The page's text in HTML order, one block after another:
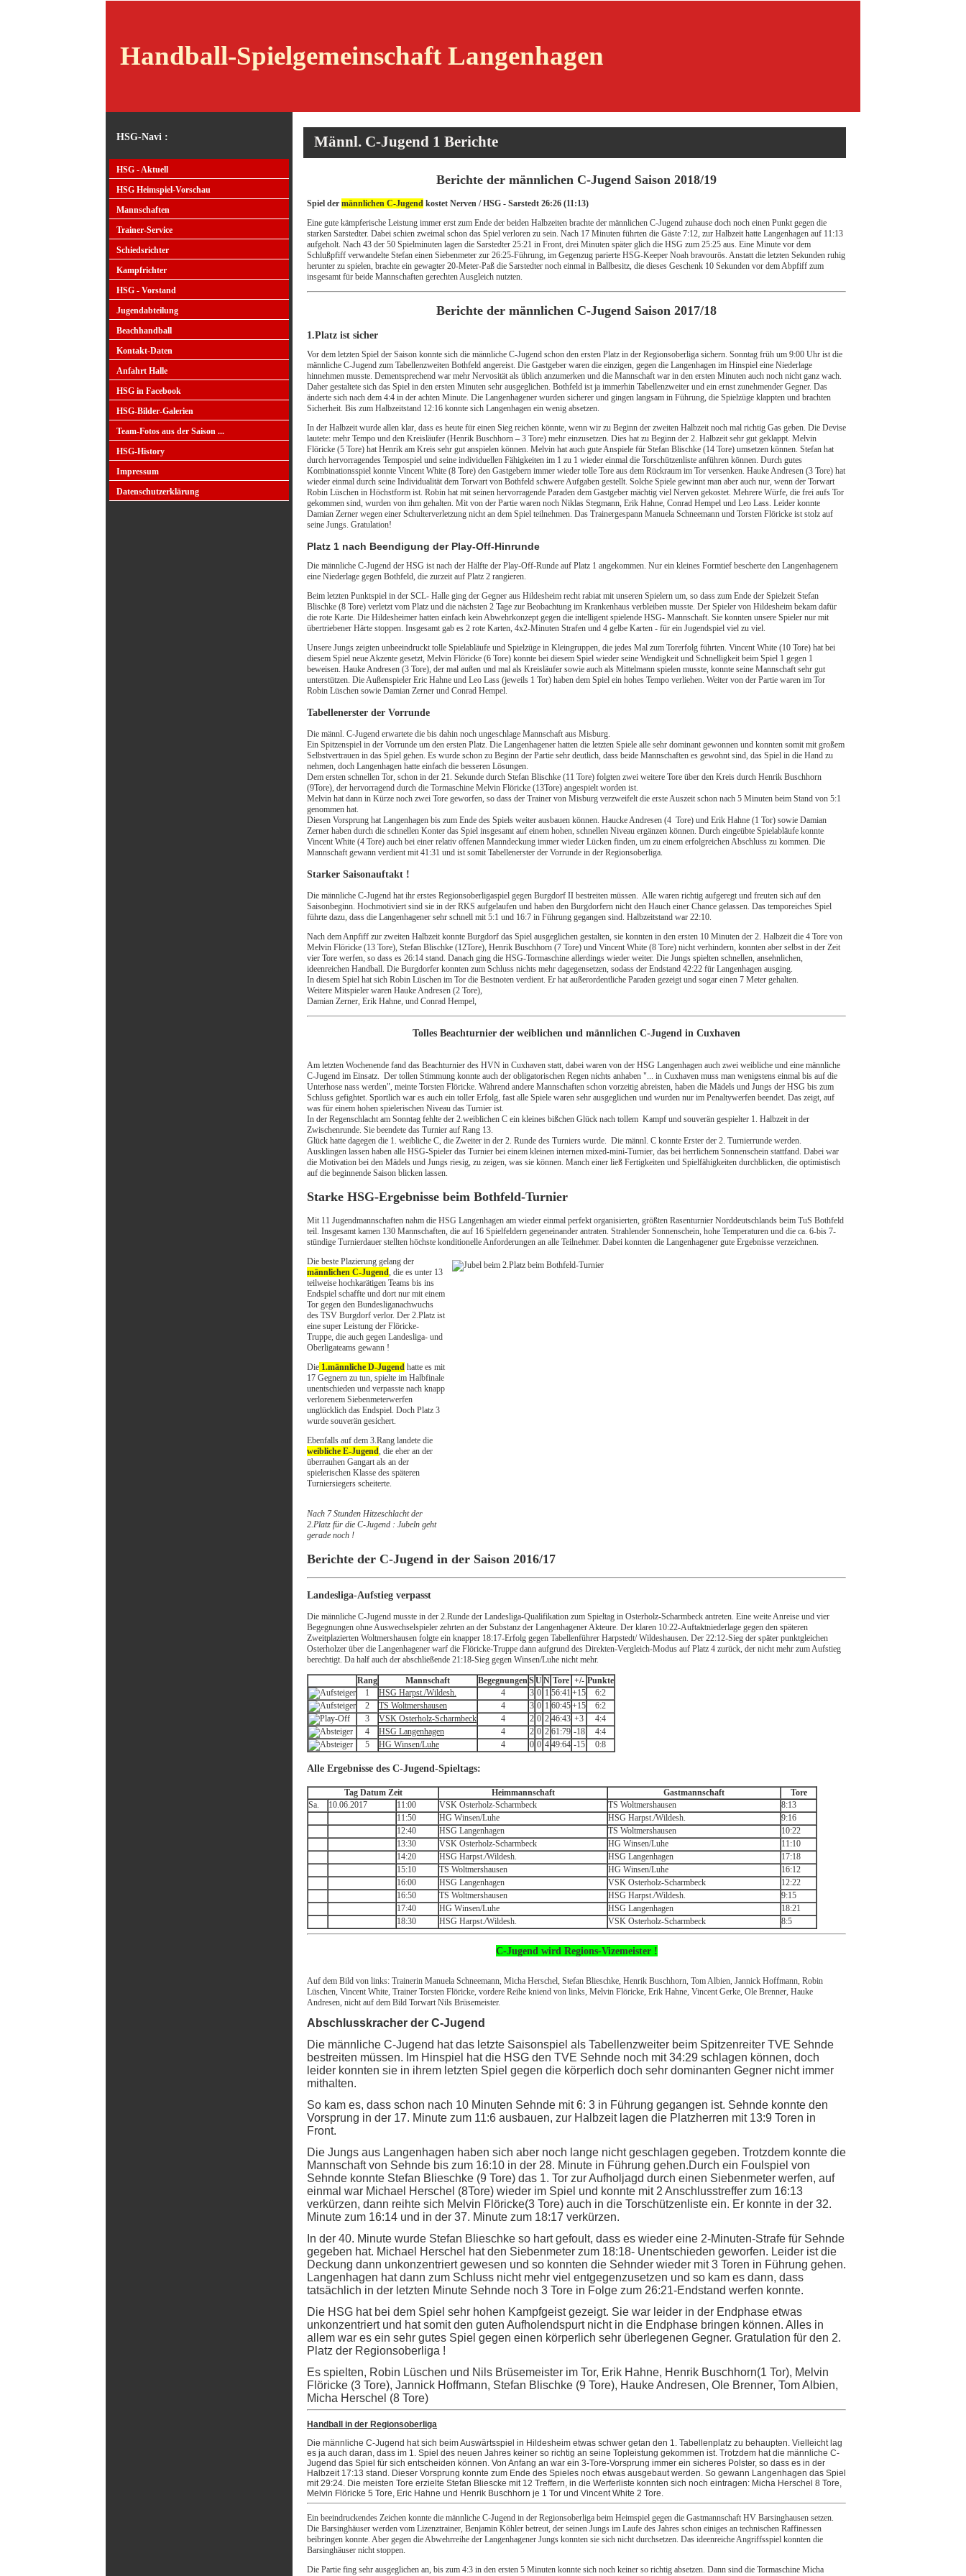
Handball-Spielgemeinschaft Langenhagen
HSG-Navi :
HSG - Aktuell
HSG Heimspiel-Vorschau
Mannschaften
Trainer-Service
Schiedsrichter
Kampfrichter
HSG - Vorstand
Jugendabteilung
Beachhandball
Kontakt-Daten
Anfahrt Halle
HSG in Facebook
HSG-Bilder-Galerien
Team-Fotos aus der Saison ...
HSG-History
Impressum
Datenschutzerklärung
Männl. C-Jugend 1 Berichte
Berichte der männlichen C-Jugend Saison 2018/19
Spiel der männlichen C-Jugend kostet Nerven / HSG - Sarstedt 26:26 (11:13)
Eine gute kämpferische Leistung immer erst zum Ende der beiden Halbzeiten brachte der männlichen C-Jugend zuhause doch noch einen Punkt gegen die
starken Sarstedter. Dabei schien zweimal schon das Spiel verloren zu sein. Nach 17 Minuten führten die Gäste 7:12, zur Halbzeit hatte Langenhagen auf 11:13
aufgeholt. Nach 43 der 50 Spielminuten lagen die Sarstedter 25:21 in Front, drei Minuten später glich die HSG zum 25:25 aus. Eine Minute vor dem
Schlußpfiff verwandelte Stefan einen Siebenmeter zur 26:25-Führung, im Gegenzug parierte HSG-Keeper Noah bravourös. Anstatt die letzten Sekunden ruhig
herunter zu spielen, brachte ein gewagter 20-Meter-Paß die Sarstedter noch einmal in Ballbesitz, die dieses Geschenk 10 Sekunden vor dem Abpfiff zum
insgesamt für beide Mannschaften gerechten Ausgleich nutzten.
Berichte der männlichen C-Jugend Saison 2017/18
1.Platz ist sicher
Vor dem letzten Spiel der Saison konnte sich die männliche C-Jugend schon den ersten Platz in der Regionsoberliga sichern. Sonntag früh um 9:00 Uhr ist die
männliche C-Jugend zum Tabellenzweiten Bothfeld angereist. Die Gastgeber waren die einzigen, gegen die Langenhagen im Hinspiel eine Niederlage
hinnehmen musste. Dementsprechend war mehr Nervosität als üblich anzumerken und die Mannschaft war in den ersten Minuten auch noch nicht ganz wach.
Daher gestaltete sich das Spiel in den ersten Minuten sehr ausgeglichen. Bothfeld ist ja immerhin Tabellenzweiter und ein ernst zunehmender Gegner. Das
änderte sich nach dem 4:4 in der achten Minute. Die Langenhagener wurden sicherer und gingen langsam in Führung, die Spielzüge klappten und brachten
Sicherheit. Bis zum Halbzeitstand 12:16 konnte sich Langenhagen ein wenig absetzen.
In der Halbzeit wurde allen klar, dass es heute für einen Sieg reichen könnte, wenn wir zu Beginn der zweiten Halbzeit noch mal richtig Gas geben. Die Devise
lautete: mehr Tempo und den Kreisläufer (Henrik Buschhorn – 3 Tore) mehr einzusetzen. Dies hat zu Beginn der 2. Halbzeit sehr gut geklappt. Melvin
Flöricke (5 Tore) hat Henrik am Kreis sehr gut anspielen können. Melvin hat auch gute Anspiele für Stefan Blischke (14 Tore) umsetzen können. Stefan hat
durch hervorragendes Tempospiel und seine individuellen Fähigkeiten im 1 zu 1 wieder einmal die Torschützenliste anführen können. Durch gutes
Kombinationsspiel konnte Vincent White (8 Tore) den Gastgebern immer wieder tolle Tore aus dem Rückraum im Tor versenken. Hauke Andresen (3 Tore) hat
wieder einmal durch seine Individualität dem Torwart von Bothfeld schwere Aufgaben gestellt. Solche Spiele gewinnt man aber auch nur, wenn der Torwart
Robin Lüschen in Höchstform ist. Robin hat mit seinen hervorragende Paraden dem Gastgeber mächtig viel Nerven gekostet. Mehrere Würfe, die frei aufs Tor
gekommen sind, wurden von ihm gehalten. Mit von der Partie waren noch Niklas Stegmann, Erik Hahne, Conrad Hempel und Leo Lass. Leider konnte
Damian Zerner wegen einer Schulterverletzung nicht an dem Spiel teilnehmen. Das Trainergespann Manuela Schneemann und Torsten Flöricke ist stolz auf
seine Jungs. Gratulation!
Platz 1 nach Beendigung der Play-Off-Hinrunde
Die männliche C-Jugend der HSG ist nach der Hälfte der Play-Off-Runde auf Platz 1 angekommen. Nur ein kleines Formtief bescherte den Langenhagenern
eine Niederlage gegen Bothfeld, die zurzeit auf Platz 2 rangieren.
Beim letzten Punktspiel in der SCL- Halle ging der Gegner aus Hildesheim recht rabiat mit unseren Spielern um, so dass zum Ende der Spielzeit Stefan
Blischke (8 Tore) verletzt vom Platz und die nächsten 2 Tage zur Beobachtung im Krankenhaus verbleiben musste. Der Spieler von Hildesheim bekam dafür
die rote Karte. Die Hildesheimer hatten einfach kein Abwehrkonzept gegen die intelligent spielende HSG- Mannschaft. Sie konnten unsere Spieler nur mit
übertriebener Härte stoppen. Insgesamt gab es 2 rote Karten, 4x2-Minuten Strafen und 4 gelbe Karten - für ein Jugendspiel viel zu viel.
Unsere Jungs zeigten unbeeindruckt tolle Spielabläufe und Spielzüge in Kleingruppen, die jedes Mal zum Torerfolg führten. Vincent White (10 Tore) hat bei
diesem Spiel neue Akzente gesetzt, Melvin Flöricke (6 Tore) konnte bei diesem Spiel wieder seine Wendigkeit und Schnelligkeit beim Spiel 1 gegen 1
beweisen. Hauke Andresen (3 Tore), der mal außen und mal als Kreisläufer sowie auch als Mittelmann spielen musste, konnte seine Mannschaft sehr gut
unterstützen. Die Außenspieler Eric Hahne und Leo Lass (jeweils 1 Tor) haben dem Spiel ein hohes Tempo verliehen. Weiter von der Partie waren im Tor
Robin Lüschen sowie Damian Zerner und Conrad Hempel.
Tabellenerster der Vorrunde
Die männl. C-Jugend erwartete die bis dahin noch ungeschlage Mannschaft aus Misburg.
Ein Spitzenspiel in der Vorrunde um den ersten Platz. Die Langenhagener hatten die letzten Spiele alle sehr dominant gewonnen und konnten somit mit großem
Selbstvertrauen in das Spiel gehen. Es wurde schon zu Beginn der Partie sehr deutlich, dass beide Mannschaften es gewohnt sind, das Spiel in die Hand zu
nehmen, doch Langenhagen hatte einfach die besseren Lösungen.
Dem ersten schnellen Tor, schon in der 21. Sekunde durch Stefan Blischke (11 Tore) folgten zwei weitere Tore über den Kreis durch Henrik Buschhorn
(9Tore), der hervorragend durch die Tormaschine Melvin Flöricke (13Tore) angespielt worden ist.
Melvin hat dann in Kürze noch zwei Tore geworfen, so dass der Trainer von Misburg verzweifelt die erste Auszeit schon nach 5 Minuten beim Stand von 5:1
genommen hat.
Diesen Vorsprung hat Langenhagen bis zum Ende des Spiels weiter ausbauen können. Haucke Andresen (4 Tore) und Erik Hahne (1 Tor) sowie Damian
Zerner haben durch die schnellen Konter das Spiel insgesamt auf einem hohen, schnellen Niveau ergänzen können. Durch eingeübte Spielabläufe konnte
Vincent White (4 Tore) auch bei einer relativ offenen Manndeckung immer wieder Lücken finden, um zu einem erfolgreichen Abschluss zu kommen. Die
Mannschaft gewann verdient mit 41:31 und ist somit Tabellenerster der Vorrunde in der Regionsoberliga.
Starker Saisonauftakt !
Die männliche C-Jugend hat ihr erstes Regionsoberligaspiel gegen Burgdorf II bestreiten müssen. Alle waren richtig aufgeregt und freuten sich auf den
Saisonbeginn. Hochmotiviert sind sie in der RKS aufgelaufen und haben den Burgdorfern nicht den Hauch einer Chance gelassen. Das temporeiches Spiel
führte dazu, dass die Langenhagener sehr schnell mit 5:1 und 16:7 in Führung gegangen sind. Halbzeitstand war 22:10.
Nach dem Anpfiff zur zweiten Halbzeit konnte Burgdorf das Spiel ausgeglichen gestalten, sie konnten in den ersten 10 Minuten der 2. Halbzeit die 4 Tore von
Melvin Flöricke (13 Tore), Stefan Blischke (12Tore), Henrik Buschhorn (7 Tore) und Vincent White (8 Tore) nicht verhindern, konnten aber selbst in der Zeit
vier Tore werfen, so dass es 26:14 stand. Danach ging die HSG-Tormaschine allerdings wieder weiter. Die Jungs spielten schnellen, ansehnlichen,
ideenreichen Handball. Die Burgdorfer konnten zum Schluss nichts mehr dagegensetzen, sodass der Endstand 42:22 für Langenhagen ausging.
In diesem Spiel hat sich Robin Lüschen im Tor die Bestnoten verdient. Er hat außerordentliche Paraden gezeigt und sogar einen 7 Meter gehalten.
Weitere Mitspieler waren Hauke Andresen (2 Tore),
Damian Zerner, Erik Hahne, und Conrad Hempel,
Tolles Beachturnier der weiblichen und männlichen C-Jugend in Cuxhaven
Am letzten Wochenende fand das Beachturnier des HVN in Cuxhaven statt, dabei waren von der HSG Langenhagen auch zwei weibliche und eine männliche
C-Jugend im Einsatz. Der tollen Stimmung konnte auch der obligatorischen Regen nichts anhaben "... in Cuxhaven muss man wenigstens einmal bis auf die
Unterhose nass werden", meinte Torsten Flöricke. Während andere Mannschaften schon vorzeitig abreisten, haben die Mädels und Jungs der HSG bis zum
Schluss gefightet. Sportlich war es auch ein toller Erfolg, fast alle Spiele waren sehr ausgeglichen und wurden nur im Penaltywerfen beendet. Das zeigt, auf
was für einem hohen spielerischen Niveau das Turnier ist.
In der Regenschlacht am Sonntag fehlte der 2.weiblichen C ein kleines bißchen Glück nach tollem Kampf und souverän gespielter 1. Halbzeit in der
Zwischenrunde. Sie beendete das Turnier auf Rang 13.
Glück hatte dagegen die 1. weibliche C, die Zweiter in der 2. Runde des Turniers wurde. Die männl. C konnte Erster der 2. Turnierrunde werden.
Ausklingen lassen haben alle HSG-Spieler das Turnier bei einem kleinen internen mixed-mini-Turnier, das bei herrlichem Sonnenschein stattfand. Dabei war
die Motivation bei den Mädels und Jungs riesig, zu zeigen, was sie können. Manch einer ließ Fertigkeiten und Spielfähigkeiten durchblicken, die optimistisch
auf die beginnende Saison blicken lassen.
Starke HSG-Ergebnisse beim Bothfeld-Turnier
Mit 11 Jugendmannschaften nahm die HSG Langenhagen am wieder einmal perfekt organisierten, größten Rasenturnier Norddeutschlands beim TuS Bothfeld
teil. Insgesamt kamen 130 Mannschaften, die auf 16 Spielfeldern gegeneinander antraten. Strahlender Sonnenschein, hohe Temperaturen und die ca. 6-bis 7-
stündige Turnierdauer stellten höchste konditionelle Anforderungen an alle Teilnehmer. Dabei konnten die Langenhagener gute Ergebnisse verzeichnen.
Die beste Plazierung gelang der
männlichen C-Jugend , die es unter 13
teilweise hochkarätigen Teams bis ins
Endspiel schaffte und dort nur mit einem
Tor gegen den Bundesliganachwuchs
des TSV Burgdorf verlor. Der 2.Platz ist
eine super Leistung der Flöricke-
Truppe, die auch gegen Landesliga- und
Oberligateams gewann !
Die 1.männliche D-Jugend hatte es mit
17 Gegnern zu tun, spielte im Halbfinale
unentschieden und verpasste nach knapp
verlorenem Siebenmeterwerfen
unglücklich das Endspiel. Doch Platz 3
wurde souverän gesichert.
Ebenfalls auf dem 3.Rang landete die
weibliche E-Jugend , die eher an der
überrauhen Gangart als an der
spielerischen Klasse des späteren
Turniersiegers scheiterte.
Nach 7 Stunden Hitzeschlacht der
2.Platz für die C-Jugend : Jubeln geht
gerade noch !
Berichte der C-Jugend in der Saison 2016/17
Landesliga-Aufstieg verpasst
Die männliche C-Jugend musste in der 2.Runde der Landesliga-Qualifikation zum Spieltag in Osterholz-Scharmbeck antreten. Eine weite Anreise und vier
Begegnungen ohne Auswechselspieler zehrten an der Substanz der Langenhagener Akteure. Der klaren 10:22-Auftaktniederlage gegen den späteren
Zweitplazierten Woltmershausen folgte ein knapper 18:17-Erfolg gegen Tabellenführer Harpstedt/ Wildeshausen. Der 22:12-Sieg der später punktgleichen
Osterholzer über die Langenhagener warf die Flöricke-Truppe dann aufgrund des Direkten-Vergleich-Modus auf Platz 4 zurück, der nicht mehr zum Aufstieg
berechtigt. Da half auch der abschließende 21:18-Sieg gegen Winsen/Luhe nicht mehr.
Rang Mannschaft Begegnungen SUN Tore +/- Punkte
1
HSG Harpst./Wildesh. 4 3 0 1 56:41 +15
6:2
2
TS Woltmershausen 4 3 0 1 60:45+15
6:2
3
VSK Osterholz-Scharmbeck 4 2 0 2 46:43 +3
4:4
4
HSG Langenhagen 4 2 0 2 61:79 -18
4:4
5
HG Winsen/Luhe 4 0 0 4 49:64 -15 0:8
Alle Ergebnisse des C-Jugend-Spieltags:
Tag Datum Zeit Heimmannschaft Gastmannschaft
Tore
Sa.
10.06.2017 11:00 VSK Osterholz-Scharmbeck TS Woltmershausen
8:13
11:50
HG Winsen/Luhe HSG Harpst./Wildesh.
9:16
12:40
HSG Langenhagen TS Woltmershausen
10:22
13:30
VSK Osterholz-Scharmbeck HG Winsen/Luhe
11:10
14:20
HSG Harpst./Wildesh. HSG Langenhagen
17:18
15:10
TS Woltmershausen HG Winsen/Luhe
16:12
16:00
HSG Langenhagen VSK Osterholz-Scharmbeck
12:22
16:50
TS Woltmershausen HSG Harpst./Wildesh.
9:15
17:40
HG Winsen/Luhe HSG Langenhagen
18:21
18:30
HSG Harpst./Wildesh. VSK Osterholz-Scharmbeck 8:5
C-Jugend wird Regions-Vizemeister !
Auf dem Bild von links: Trainerin Manuela Schneemann, Micha Herschel, Stefan Blieschke, Henrik Buschhorn, Tom Albien, Jannick Hoffmann, Robin
Lüschen, Vincent White, Trainer Torsten Flöricke, vordere Reihe kniend von links, Melvin Flöricke, Erik Hahne, Vincent Gerke, Ole Brenner, Hauke
Andresen, nicht auf dem Bild Torwart Nils Brüsemeister.
Abschlusskracher der C-Jugend
Die männliche C-Jugend hat das letzte Saisonspiel als Tabellenzweiter beim Spitzenreiter TVE Sehnde
bestreiten müssen. Im Hinspiel hat die HSG den TVE Sehnde noch mit 34:29 schlagen können, doch
leider konnten sie in ihrem letzten Spiel gegen die körperlich doch sehr dominanten Gegner nicht immer
mithalten.
So kam es, dass schon nach 10 Minuten Sehnde mit 6: 3 in Führung gegangen ist. Sehnde konnte den
Vorsprung in der 17. Minute zum 11:6 ausbauen, zur Halbzeit lagen die Platzherren mit 13:9 Toren in
Front.
Die Jungs aus Langenhagen haben sich aber noch lange nicht geschlagen gegeben. Trotzdem konnte die
Mannschaft von Sehnde bis zum 16:10 in der 28. Minute in Führung gehen.Durch ein Foulspiel von
Sehnde konnte Stefan Blieschke (9 Tore) das 1. Tor zur Aufholjagd durch einen Siebenmeter werfen, auf
einmal war Michael Herschel (8Tore) wieder im Spiel und konnte mit 2 Anschlusstreffer zum 16:13
verkürzen, dann reihte sich Melvin Flöricke(3 Tore) auch in die Torschützenliste ein. Er konnte in der 32.
Minute zum 16:14 und in der 37. Minute zum 18:17 verkürzen.
In der 40. Minute wurde Stefan Blieschke so hart gefoult, dass es wieder eine 2-Minuten-Strafe für Sehnde
gegeben hat. Michael Herschel hat den Siebenmeter zum 18:18- Unentschieden geworfen. Leider ist die
Deckung dann unkonzentriert gewesen und so konnten die Sehnder wieder mit 3 Toren in Führung gehen.
Langenhagen hat dann zum Schluss nicht mehr viel entgegenzusetzen und so kam es dann, dass
tatsächlich in der letzten Minute Sehnde noch 3 Tore in Folge zum 26:21-Endstand werfen konnte.
Die HSG hat bei dem Spiel sehr hohen Kampfgeist gezeigt. Sie war leider in der Endphase etwas
unkonzentriert und hat somit den guten Aufholendspurt nicht in die Endphase bringen können. Alles in
allem war es ein sehr gutes Spiel gegen einen körperlich sehr überlegenen Gegner. Gratulation für den 2.
Platz der Regionsoberliga !
Es spielten, Robin Lüschen und Nils Brüsemeister im Tor, Erik Hahne, Henrik Buschhorn(1 Tor), Melvin
Flöricke (3 Tore), Jannick Hoffmann, Stefan Blischke (9 Tore), Hauke Andresen, Ole Brenner, Tom Albien,
Micha Herschel (8 Tore)
Handball in der Regionsoberliga
Die männliche C-Jugend hat sich beim Auswärtsspiel in Hildesheim etwas schwer getan den 1. Tabellenplatz zu behaupten. Vielleicht lag
es ja auch daran, dass im 1. Spiel des neuen Jahres keiner so richtig an seine Topleistung gekommen ist. Trotzdem hat die männliche C-
Jugend das Spiel für sich entscheiden können. Von Anfang an war ein 3-Tore-Vorsprung immer ein sicheres Polster, so dass es in der
Halbzeit 17:13 stand. Dieser Vorsprung konnte zum Ende des Spieles noch etwas ausgebaut werden. So gewann Langenhagen das Spiel
mit 29:24. Die meisten Tore erzielte Stefan Bliescke mit 12 Treffern, in die Werferliste konnten sich noch eintragen: Micha Herschel 8 Tore,
Melvin Flöricke 5 Tore, Eric Hahne und Henrik Buschhorn je 1 Tor und Vincent White 2 Tore.
Ein beeindruckendes Zeichen konnte die männliche C-Jugend in der Regionsoberliga beim Heimspiel gegen die Gastmannschaft HV Barsinghausen setzen.
Die Barsinghäuser werden vom Lizenztrainer, Benjamin Köhler betreut, der seinen Jungs im Laufe des Jahres schon einiges an technischen Raffinessen
beibringen konnte. Aber gegen die Abwehrreihe der Langenhagener Jungs konnten sie sich nicht durchsetzen. Das ideenreiche Angriffsspiel konnten die
Barsinghäuser nicht stoppen.
Die Partie fing sehr ausgeglichen an, bis zum 4:3 in den ersten 5 Minuten konnte sich noch keiner so richtig absetzen. Dann sind die Tormaschine Micha